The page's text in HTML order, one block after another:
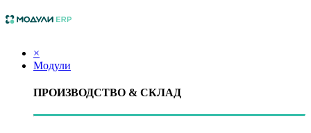
×
Модули
ПРОИЗВОДСТВО & СКЛАД